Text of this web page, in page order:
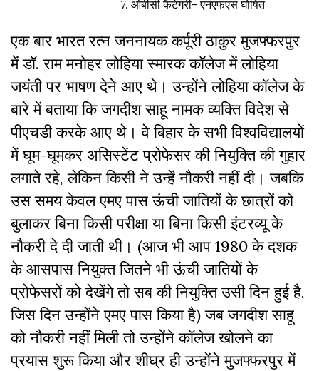
7. ओबीसी कैटेगरी- एनएफएस घोषित
एक बार भारत रत्न जननायक कर्पूरी ठाकुर मुजफ्फरपुर
में डॉ. राम मनोहर लोहिया स्मारक कॉलेज में लोहिया
जयंती पर भाषण देने आए थे। उन्होंने लोहिया कॉलेज के
बारे में बताया कि जगदीश साहू नामक व्यक्ति विदेश से
पीएचडी करके आए थे। वे बिहार के सभी विश्वविद्यालयों
में घूम-घूमकर असिस्टेंट प्रोफेसर की नियुक्ति की गुहार
लगाते रहे, लेकिन किसी ने उन्हें नौकरी नहीं दी। जबकि
उस समय केवल एमए पास ऊंची जातियों के छात्रों को
बुलाकर बिना किसी परीक्षा या बिना किसी इंटरव्यू के
नौकरी दे दी जाती थी। (आज भी आप 1980 के दशक
के आसपास नियुक्त जितने भी ऊंची जातियों के
प्रोफेसरों को देखेंगे तो सब की नियुक्ति उसी दिन हुई है,
जिस दिन उन्होंने एमए पास किया है) जब जगदीश साहू
को नौकरी नहीं मिली तो उन्होंने कॉलेज खोलने का
प्रयास शुरू किया और शीघ्र ही उन्होंने मुजफ्फरपुर में